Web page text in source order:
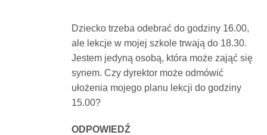
Dokumenty
Dziecko trzeba odebrać do godziny 16.00,
ale lekcje w mojej szkole trwają do 18.30.
Jestem jedyną osobą, która może zająć się
synem. Czy dyrektor może odmówić
ułożenia mojego planu lekcji do godziny
15.00?
ODPOWIEDŹ